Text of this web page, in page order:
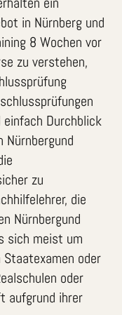
in Nürnberg und
8 Wochen vor
zu verstehen,
Durchblick
Nürnbergund
zu
die
Nürnbergund
sich meist um
oder
oder
aufgrund ihrer